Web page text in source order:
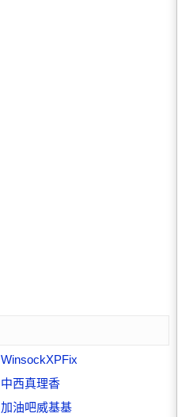
WinsockXPFix
中西真理香
加油吧威基基